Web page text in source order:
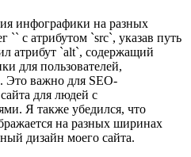
инфографики на разных
`` с атрибутом `src`, указав путь
атрибут `alt`, содержащий
для пользователей,
Это важно для SEO-
для людей с
Я также убедился, что
на разных ширинах
дизайн моего сайта.